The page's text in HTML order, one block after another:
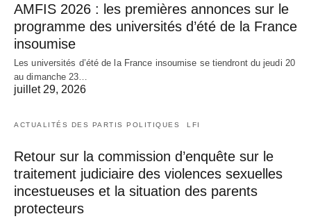
AMFIS 2026 : les premières annonces sur le
programme des universités d’été de la France
insoumise
Les universités d’été de la France insoumise se tiendront du jeudi 20
au dimanche 23…
juillet 29, 2026
ACTUALITÉS DES PARTIS POLITIQUES LFI
Retour sur la commission d’enquête sur le
traitement judiciaire des violences sexuelles
incestueuses et la situation des parents
protecteurs